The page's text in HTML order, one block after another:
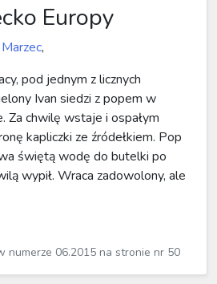
Europy
,
pod jednym z licznych
Ivan siedzi z popem w
Za chwilę wstaje i ospałym
kapliczki ze źródełkiem. Pop
świętą wodę do butelki po
wypił. Wraca zadowolony, ale
numerze 06.2015 na stronie nr 50